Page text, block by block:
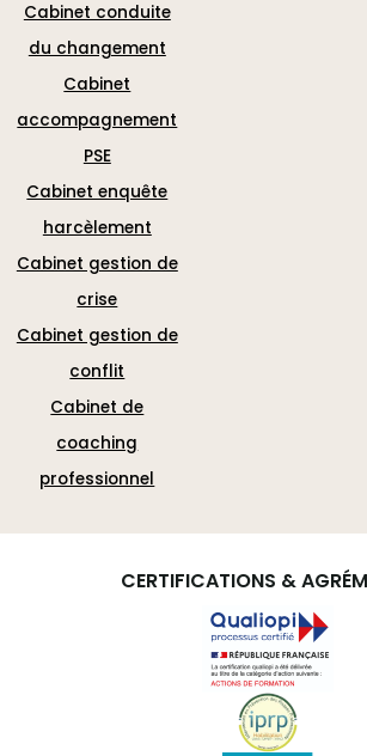
Cabinet conduite
du changement
Cabinet
accompagnement
PSE
Cabinet enquête
harcèlement
Cabinet gestion de
crise
Cabinet gestion de
conflit
Cabinet de
coaching
professionnel
CERTIFICATIONS &